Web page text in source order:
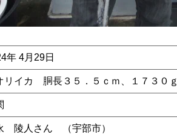
年 4月29日
リイカ 胴長３５．５ｃｍ、１７３０ｇ
陵人さん （宇部市）